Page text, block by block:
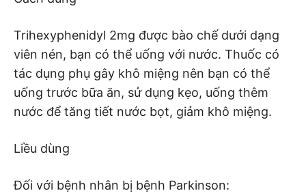
Trihexyphenidyl 2mg được bào chế dưới dạng
viên nén, bạn có thể uống với nước. Thuốc có
tác dụng phụ gây khô miệng nên bạn có thể
uống trước bữa ăn, sử dụng kẹo, uống thêm
nước để tăng tiết nước bọt, giảm khô miệng.
Liều dùng
Đối với bệnh nhân bị bệnh Parkinson: